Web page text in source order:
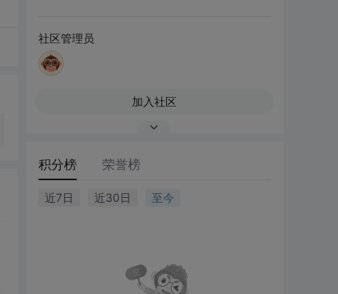
社区管理员
加入社区
积分榜 荣誉榜
近7日 近30日 至今